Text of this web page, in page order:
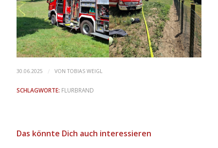
30.06.2025 / VONTOBIAS WEIGL
SCHLAGWORTE: FLURBRAND
Das könnte Dich auch interessieren